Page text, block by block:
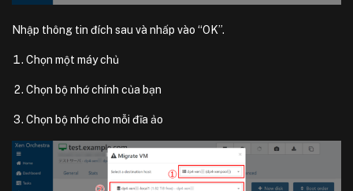
Nhập thông tin đích sau và nhấp vào “OK”.
Chọn một máy chủ
Chọn bộ nhớ chính của bạn
Chọn bộ nhớ cho mỗi đĩa ảo